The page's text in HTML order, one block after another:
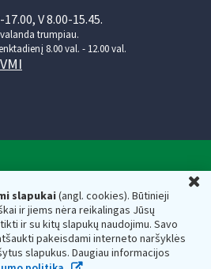
slapukai(angl. cookies). Būtinieji
ir jiems nėra reikalingas Jūsų
ir su kitų slapukų naudojimu. Savo
pakeisdami interneto naršyklės
slapukus. Daugiau informacijos
V 8.00-15.45.
trumpiau.
8.00 val. - 12.00 val.
ministerijos
kodas — 188659752,
14, 01107 Vilnius, Lietuva, el.paštas:
adresas 188659752
inspekciją prie Lietuvos